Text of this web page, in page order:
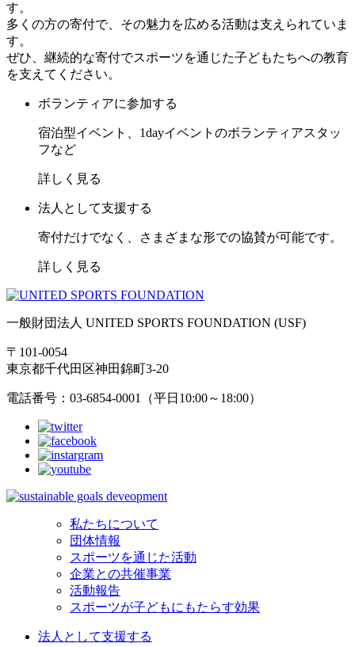
す。
多くの方の寄付で、その魅力を広める活動は支えられていま
す。
ぜひ、継続的な寄付でスポーツを通じた子どもたちへの教育
を支えてください。
ボランティアに参加する
宿泊型イベント、1dayイベントのボランティアスタッ
フなど
詳しく見る
法人として支援する
寄付だけでなく、さまざまな形での協賛が可能です。
詳しく見る
一般財団法人 UNITED SPORTS FOUNDATION (USF)
〒101-0054
東京都千代田区神田錦町3-20
電話番号：03-6854-0001（平日10:00～18:00）
私たちについて
団体情報
スポーツを通じた活動
企業との共催事業
活動報告
スポーツが子どもにもたらす効果
法人として支援する